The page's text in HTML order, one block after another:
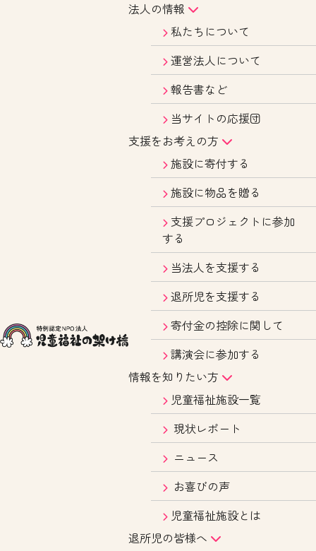
法人の情報
私たちについて
運営法人について
報告書など
当サイトの応援団
支援をお考えの方
施設に寄付する
施設に物品を贈る
支援プロジェクトに参加
する
当法人を支援する
退所児を支援する
寄付金の控除に関して
講演会に参加する
情報を知りたい方
児童福祉施設一覧
現状レポート
ニュース
お喜びの声
児童福祉施設とは
退所児の皆様へ